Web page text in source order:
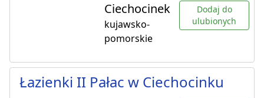
Ciechocinek
kujawsko-
pomorskie
Dodaj do
ulubionych
Łazienki II Pałac w Ciechocinku